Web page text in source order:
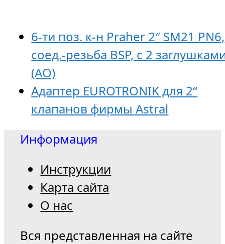
6-ти поз. к-н Praher 2″ SM21 PN6,
соед.-резьба BSP, с 2
(AO)
Адаптер EUROTRONIK для 2“
клапанов фирмы Astral
Информация
Инструкции
Карта сайта
О нас
Вся представленная на сайте